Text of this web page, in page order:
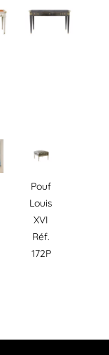
Pouf
Louis
XVI
Réf.
172P